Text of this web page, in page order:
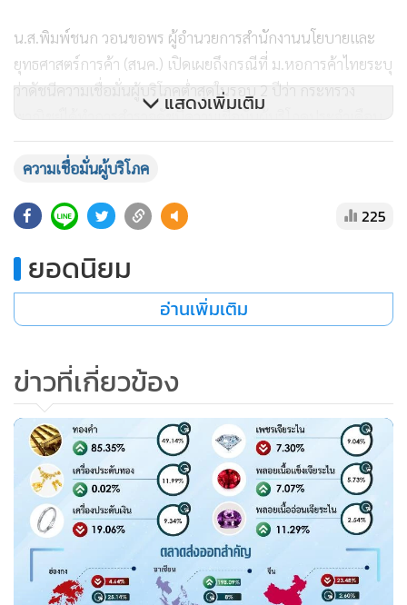
น.ส.พิมพ์ชนก วอนขอพร ผู้อำนวยการสำนักงานนโยบายและ
ยุทธศาสตร์การค้า (สนค.) เปิดเผยถึงกรณีที่ ม.หอการค้าไทยระบุ
ว่าดัชนีความเชื่อมั่นผู้บริโภคต่ำสุดในรอบ 2 ปีว่า กระทรวง
พาณิชย์ได้ทำการสำรวจดัชนีความเชื่อมั่นผู้บริโภคประจำเดือน
ธ.ค. 2562 เช่นเดียวกัน โดยพบว่าดัชนีอยู่ที่ระดับ 44.5 คงที่ต่อ
เนื่องเป็นเดือนที่ 2 ขณะที่ดัชนีปัจจุบันปรับตัวดีขึ้นเล็กน้อยจาก
เชื่อมั่นผู้บริโภคในอนาคตโดยเฉลี่ยทั้งปีอยู่ในระดับเชื่อมั่นสูงกว่า
ของธนาคารแห่งประเทศไทย (ธปท.) ที่ดัชนีในอนาคตเดือนธ.ค.
2562 อยู่ในระดับเชื่อมั่นที่ 52.0 และเฉลี่ยทั้งปีอยู่ที่ระดับ 54.4 ชี้
ว่าในภาพรวมปี 2562 ผู้บริโภคทั่วไปยังมีความคาดหวังและมีมุม
เชื่อว่าความผันผวนจากปัจจัยภายนอกน่าจะเริ่มปรับตัวดีขึ้น
“ในประเด็นที่ผู้บริโภคมีความกังวลและทำให้กระทบต่อความ
เชื่อมั่น ทั้งในเรื่องการส่งออกที่ชะลอตัว การถูกสหรัฐฯ ตัดสิทธิ
พิเศษทางภาษีศุลกากร (GSP) และผลกระทบจากสงครามการค้า
ระหว่างสหรัฐฯ กับจีนนั้น กระทรวงพาณิชย์ได้มีการติดตาม
สถานการณ์อย่างใกล้ชิดทุกเรื่อง และมีมาตรการเร่งด่วนออกมา
รับมือในทุกประเด็นที่เป็นข้อกังวลแล้ว และเชื่อว่าจะเป็นปัจจัย
เชิงบวกสนับสนุนให้ความเชื่อมั่นของผู้บริโภคและภาคธุรกิจปรับ
แสดงเพิ่มเติม
ความเชื่อมั่นผู้บริโภค
225
ยอดนิยม
อ่านเพิ่มเติม
ข่าวที่เกี่ยวข้อง